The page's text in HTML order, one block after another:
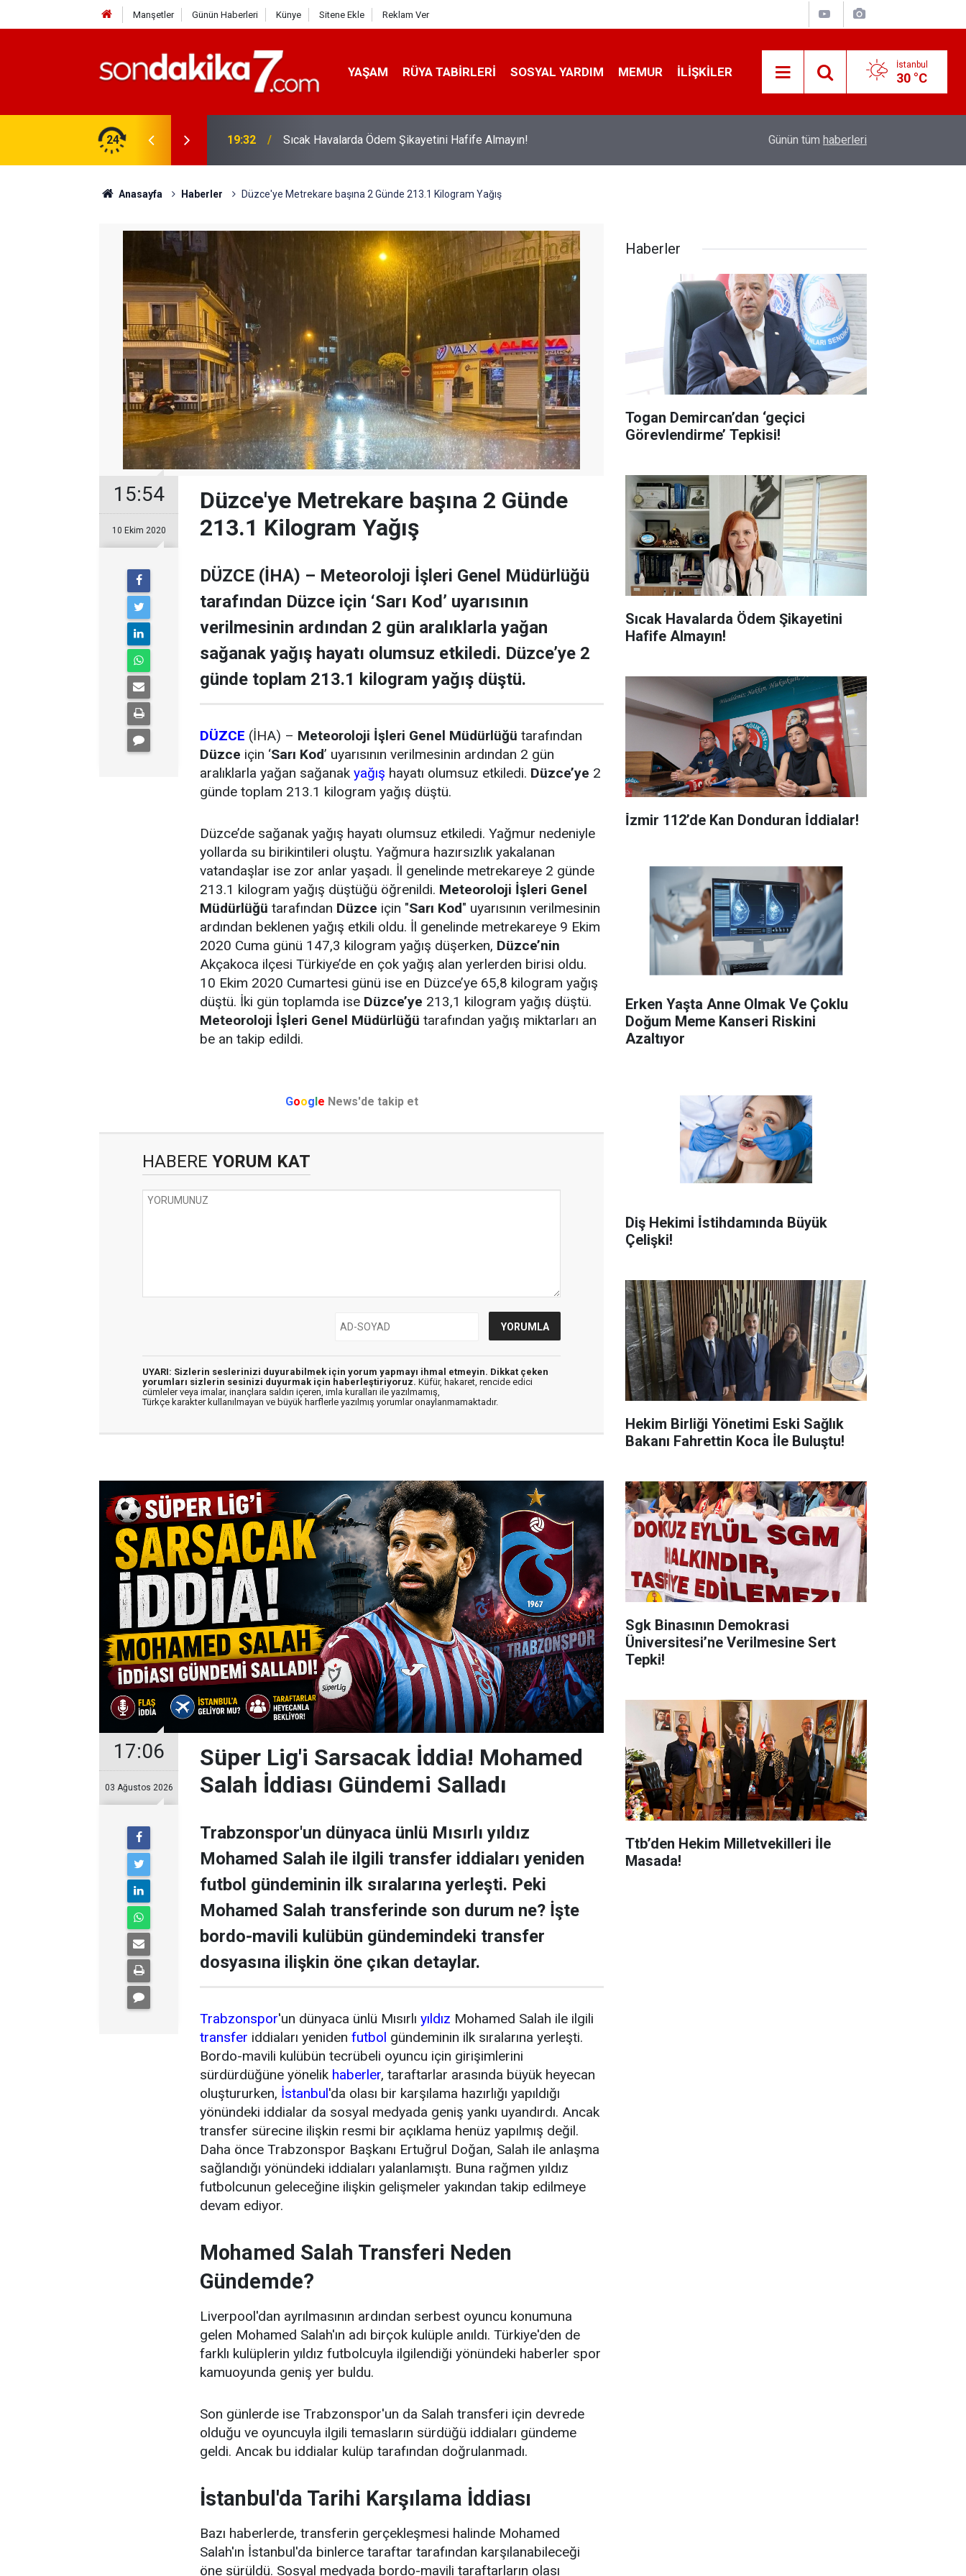
Manşetler Günün Haberleri Künye Sitene Ekle Reklam Ver
YAŞAM RÜYA TABIRLERI SOSYAL YARDIM MEMUR İLIŞKILER İstanbul
30 °C
24 19:32 Sıcak Havalarda Ödem Şikayetini Hafife Almayın! İ̇zmir 112’de Kan Donduran İ̇ddialar!
Günün tüm haberleri
Anasayfa Haberler Düzce'ye Metrekare başına 2 Günde 213.1 Kilogram Yağış
15:54
10 Ekim 2020
Düzce'ye Metrekare başına 2 Günde
213.1 Kilogram Yağış
DÜZCE (İHA) – Meteoroloji İşleri Genel Müdürlüğü
tarafından Düzce için ‘Sarı Kod’ uyarısının
verilmesinin ardından 2 gün aralıklarla yağan
sağanak yağış hayatı olumsuz etkiledi. Düzce’ye 2
günde toplam 213.1 kilogram yağış düştü.
DÜZCE (İHA) – Meteoroloji İşleri Genel Müdürlüğü tarafından
Düzce için ‘Sarı Kod’ uyarısının verilmesinin ardından 2 gün
aralıklarla yağan sağanak yağış hayatı olumsuz etkiledi. Düzce’ye 2
günde toplam 213.1 kilogram yağış düştü.
Düzce’de sağanak yağış hayatı olumsuz etkiledi. Yağmur nedeniyle
yollarda su birikintileri oluştu. Yağmura hazırsızlık yakalanan
vatandaşlar ise zor anlar yaşadı. İl genelinde metrekareye 2 günde
213.1 kilogram yağış düştüğü öğrenildi. Meteoroloji İşleri Genel
Müdürlüğü tarafından Düzce için "Sarı Kod" uyarısının verilmesinin
ardından beklenen yağış etkili oldu. İl genelinde metrekareye 9 Ekim
2020 Cuma günü 147,3 kilogram yağış düşerken, Düzce’nin
Akçakoca ilçesi Türkiye’de en çok yağış alan yerlerden birisi oldu.
10 Ekim 2020 Cumartesi günü ise en Düzce’ye 65,8 kilogram yağış
düştü. İki gün toplamda ise Düzce’ye 213,1 kilogram yağış düştü.
Meteoroloji İşleri Genel Müdürlüğü tarafından yağış miktarları an
be an takip edildi.
Google News'de takip et
HABERE YORUM KAT
UYARI: Sizlerin seslerinizi duyurabilmek için yorum yapmayı ihmal etmeyin. Dikkat çeken
yorumları sizlerin sesinizi duyurmak için haberleştiriyoruz. Küfür, hakaret, rencide edici
cümleler veya imalar, inançlara saldırı içeren, imla kuralları ile yazılmamış,
Türkçe karakter kullanılmayan ve büyük harflerle yazılmış yorumlar onaylanmamaktadır.
17:06
03 Ağustos 2026
Süper Lig'i Sarsacak İddia! Mohamed
Salah İddiası Gündemi Salladı
Trabzonspor'un dünyaca ünlü Mısırlı yıldız
Mohamed Salah ile ilgili transfer iddiaları yeniden
futbol gündeminin ilk sıralarına yerleşti. Peki
Mohamed Salah transferinde son durum ne? İşte
bordo-mavili kulübün gündemindeki transfer
dosyasına ilişkin öne çıkan detaylar.
Trabzonspor'un dünyaca ünlü Mısırlı yıldız Mohamed Salah ile ilgili
transfer iddiaları yeniden futbol gündeminin ilk sıralarına yerleşti.
Bordo-mavili kulübün tecrübeli oyuncu için girişimlerini
sürdürdüğüne yönelik haberler, taraftarlar arasında büyük heyecan
oluştururken, İstanbul'da olası bir karşılama hazırlığı yapıldığı
yönündeki iddialar da sosyal medyada geniş yankı uyandırdı. Ancak
transfer sürecine ilişkin resmi bir açıklama henüz yapılmış değil.
Daha önce Trabzonspor Başkanı Ertuğrul Doğan, Salah ile anlaşma
sağlandığı yönündeki iddiaları yalanlamıştı. Buna rağmen yıldız
futbolcunun geleceğine ilişkin gelişmeler yakından takip edilmeye
devam ediyor.
Mohamed Salah Transferi Neden
Gündemde?
Liverpool'dan ayrılmasının ardından serbest oyuncu konumuna
gelen Mohamed Salah'ın adı birçok kulüple anıldı. Türkiye'den de
farklı kulüplerin yıldız futbolcuyla ilgilendiği yönündeki haberler spor
kamuoyunda geniş yer buldu.
Son günlerde ise Trabzonspor'un da Salah transferi için devrede
olduğu ve oyuncuyla ilgili temasların sürdüğü iddiaları gündeme
geldi. Ancak bu iddialar kulüp tarafından doğrulanmadı.
İstanbul'da Tarihi Karşılama İddiası
Bazı haberlerde, transferin gerçekleşmesi halinde Mohamed
Salah'ın İstanbul'da binlerce taraftar tarafından karşılanabileceği
öne sürüldü. Sosyal medyada bordo-mavili taraftarların olası
Haberler
Togan Demircan’dan ‘geçici
Görevlendirme’ Tepkisi!
Sıcak Havalarda Ödem Şikayetini
Hafife Almayın!
İ̇zmir 112’de Kan Donduran İ̇ddialar!
Erken Yaşta Anne Olmak Ve Çoklu
Doğum Meme Kanseri Riskini
Azaltıyor
Diş Hekimi İ̇stihdamında Büyük
Çelişki!
Hekim Birliği Yönetimi Eski Sağlık
Bakanı Fahrettin Koca İle Buluştu!
Sgk Binasının Demokrasi
Üniversitesi’ne Verilmesine Sert
Tepki!
Ttb’den Hekim Milletvekilleri İle
Masada!